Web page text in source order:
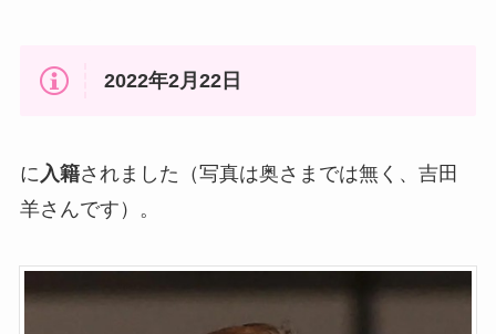
2022年2月22日
に入籍されました（写真は奥さまでは無く、吉田
羊さんです）。